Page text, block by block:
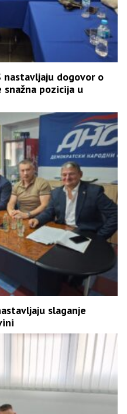
nastavljaju dogovor o
pozicija u
slaganje